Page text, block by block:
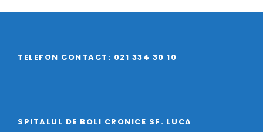
TELEFON CONTACT: 021 334 30 10
SPITALUL DE BOLI CRONICE SF. LUCA